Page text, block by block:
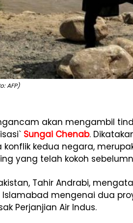
AFP)
akan mengambil
Sungai Chenab.
kedua negara,
yang telah kokoh
Tahir Andrabi,
mengenai dua
Perjanjian Air Indus.